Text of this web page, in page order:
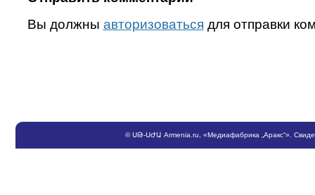
Вы должны авторизоваться для отправки
©ՍԹ-ՍԺԱ Armenia.ru , «Медиафабрика „Аракс“».